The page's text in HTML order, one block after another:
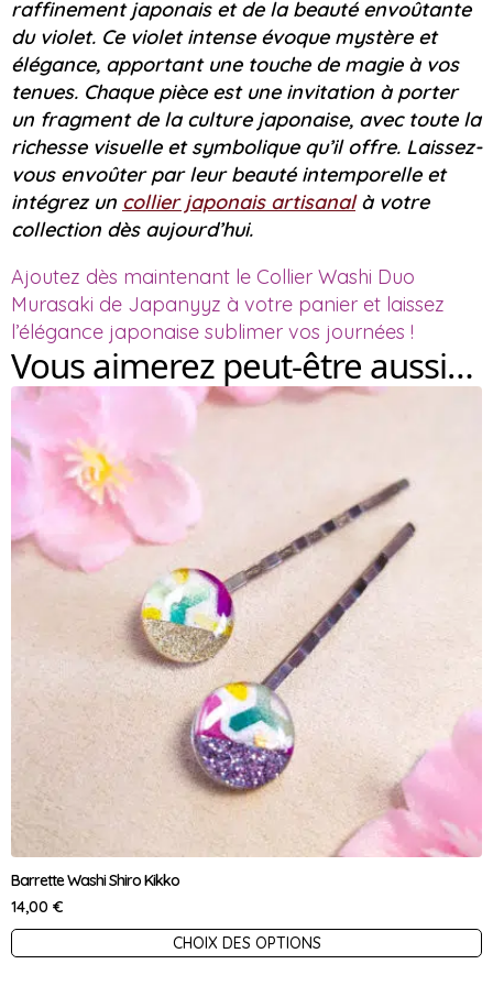
raffinement japonais et de la beauté envoûtante
du violet. Ce violet intense évoque mystère et
élégance, apportant une touche de magie à vos
tenues. Chaque pièce est une invitation à porter
un fragment de la culture japonaise, avec toute la
richesse visuelle et symbolique qu’il offre. Laissez-
vous envoûter par leur beauté intemporelle et
intégrez un collier japonais artisanalà votre
collection dès aujourd’hui.
Ajoutez dès maintenant le Collier Washi Duo
Murasaki de Japanyyz à votre panier et laissez
l’élégance japonaise sublimer vos journées !
Vous aimerez peut-être aussi…
Barrette Washi Shiro Kikko
14,00 €
CHOIX DES OPTIONS
Ce